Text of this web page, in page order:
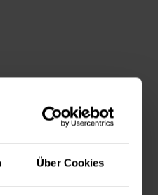
Über Cookies